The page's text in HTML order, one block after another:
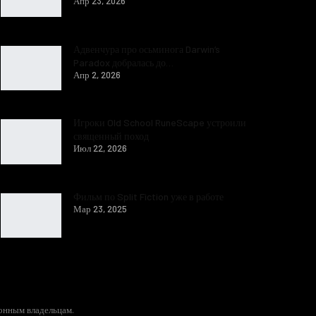
Апр 2, 2026
Июл 22, 2026
Мар 23, 2025
владельцам.